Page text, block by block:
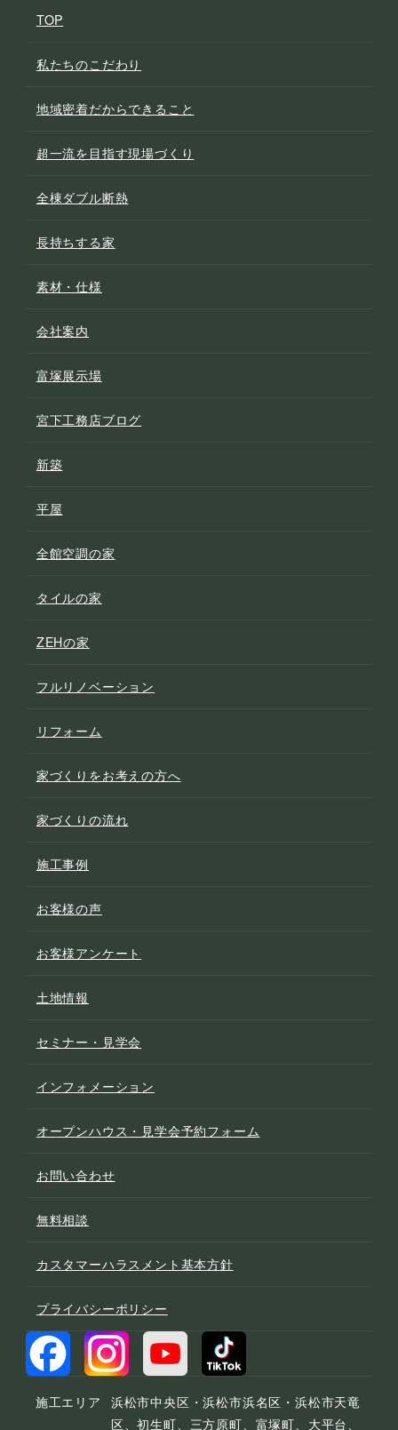
TOP
私たちのこだわり
地域密着だからできること
超一流を目指す現場づくり
全棟ダブル断熱
長持ちする家
素材・仕様
会社案内
富塚展示場
宮下工務店ブログ
新築
平屋
全館空調の家
タイルの家
ZEHの家
フルリノベーション
リフォーム
家づくりをお考えの方へ
家づくりの流れ
施工事例
お客様の声
お客様アンケート
土地情報
セミナー・見学会
インフォメーション
オープンハウス・見学会予約フォーム
お問い合わせ
無料相談
カスタマーハラスメント基本方針
プライバシーポリシー
施工エリア
浜松市中央区・浜松市浜名区・浜松市天竜
区、初生町、三方原町、富塚町、大平台、